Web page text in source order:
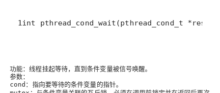
1int pthread_cond_wait(pthread_cond_t
功能：线程挂起等待，直到条件变量被信号唤醒。
参数：
cond ：指向要等待的条件变量的指针。